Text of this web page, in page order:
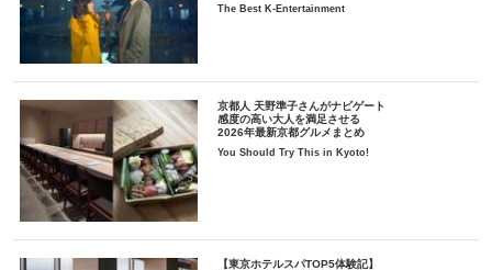
The Best K-Entertainment
京都人 天野準子さんがナビゲート
感度の高い大人を満足させる
2026年最新京都グルメまとめ
You Should Try This in Kyoto!
【東京ホテルスパTOP5体験記】